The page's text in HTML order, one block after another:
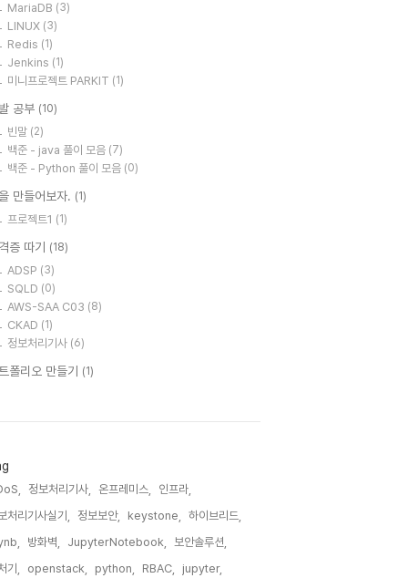
MariaDB (3)
LINUX (3)
Redis (1)
Jenkins (1)
미니프로젝트 PARKIT (1)
공부 (10)
빈말 (2)
백준 - java 풀이 모음 (7)
백준 - Python 풀이 모음 (0)
만들어보자. (1)
프로젝트1 (1)
증 따기 (18)
ADSP (3)
SQLD (0)
AWS-SAA C03 (8)
CKAD (1)
정보처리기사 (6)
폴리오 만들기 (1)
정보처리기사, 온프레미스,
인프라,
처리기사실기,
정보보안, keystone,
하이브리드,
방화벽, JupyterNotebook,
보안솔루션,
기,
openstack, python, RBAC,
jupyter,